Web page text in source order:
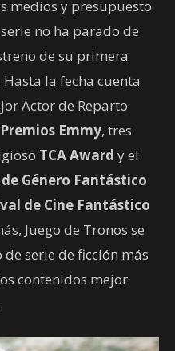
medios y presupuesto
no ha parado de
de su primera
la fecha cuenta
Actor de Reparto
Premios Emmy, tres
TCA Award y el
Género Fantástico
de Cine Fantástico
Juego de Tronos se
serie de ficción más
contenidos mejor